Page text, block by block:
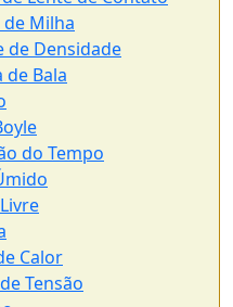
Milha
de Densidade
de Bala
do Tempo
Calor
Tensão